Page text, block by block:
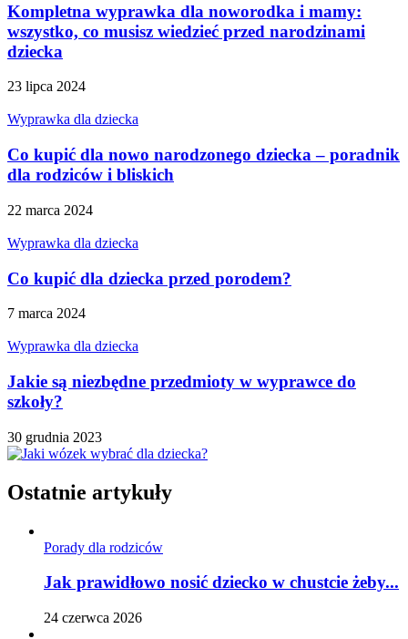
Kompletna wyprawka dla noworodka i mamy:
wszystko, co musisz wiedzieć przed narodzinami
dziecka
23 lipca 2024
Wyprawka dla dziecka
Co kupić dla nowo narodzonego dziecka – poradnik
dla rodziców i bliskich
22 marca 2024
Wyprawka dla dziecka
Co kupić dla dziecka przed porodem?
7 marca 2024
Wyprawka dla dziecka
Jakie są niezbędne przedmioty w wyprawce do
szkoły?
30 grudnia 2023
Ostatnie artykuły
Porady dla rodziców
Jak prawidłowo nosić dziecko w chustcie żeby...
24 czerwca 2026